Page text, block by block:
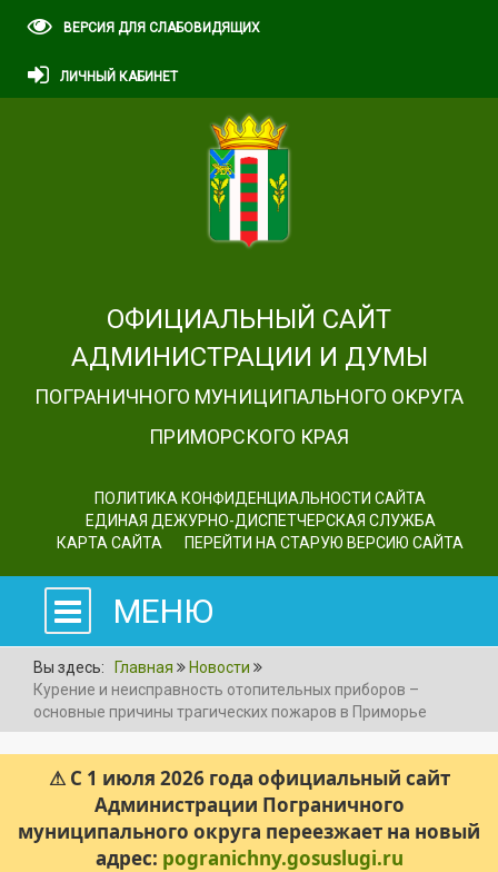
ВЕРСИЯ ДЛЯ СЛАБОВИДЯЩИХ
ЛИЧНЫЙ КАБИНЕТ
ОФИЦИАЛЬНЫЙ САЙТ
АДМИНИСТРАЦИИ И ДУМЫ
ПОГРАНИЧНОГО МУНИЦИПАЛЬНОГО ОКРУГА
ПРИМОРСКОГО КРАЯ
ПОЛИТИКА КОНФИДЕНЦИАЛЬНОСТИ САЙТА
ЕДИНАЯ ДЕЖУРНО-ДИСПЕТЧЕРСКАЯ СЛУЖБА
КАРТА САЙТА
ПЕРЕЙТИ НА СТАРУЮ ВЕРСИЮ САЙТА
МЕНЮ
Вы здесь: Главная
Новости
Курение и неисправность отопительных приборов –
основные причины трагических пожаров в Приморье
⚠ С 1 июля 2026 года официальный сайт
Администрации Пограничного
муниципального округа переезжает на новый
адрес: pogranichny.gosuslugi.ru